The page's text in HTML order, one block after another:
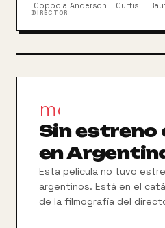
Coppola
DIRECTOR
Anderson
Curtis
movie_filter
Sin estreno
en
Esta película no tuvo
argentinos. Está en el
de la filmografía del